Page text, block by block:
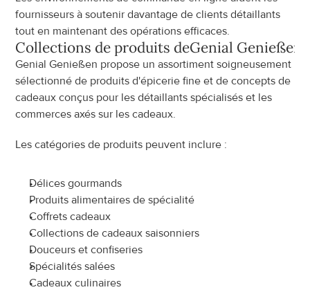
fournisseurs à soutenir davantage de clients détaillants
tout en maintenant des opérations efficaces.
Collections de produits deGenial Genießen
Genial Genießen propose un assortiment soigneusement
sélectionné de produits d'épicerie fine et de concepts de
cadeaux conçus pour les détaillants spécialisés et les
commerces axés sur les cadeaux.
Les catégories de produits peuvent inclure :
Délices gourmands
Produits alimentaires de spécialité
Coffrets cadeaux
Collections de cadeaux saisonniers
Douceurs et confiseries
Spécialités salées
Cadeaux culinaires